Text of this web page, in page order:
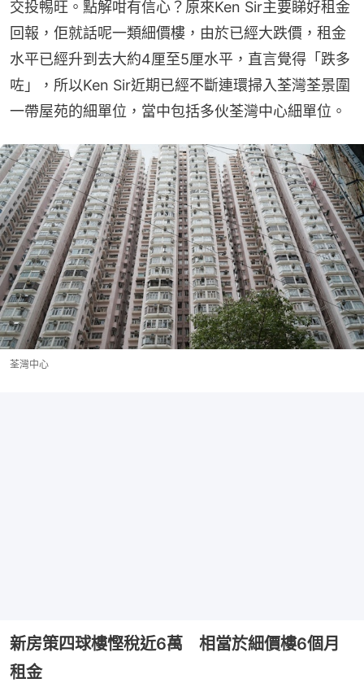
交投𣈱旺。點解咁有信心？原來Ken Sir主要睇好租金
回報，佢就話呢一類細價樓，由於已經大跌價，租金
水平已經升到去大約4厘至5厘水平，直言覺得「跌多
咗」，所以Ken Sir近期已經不斷連環掃入荃灣荃景圍
一帶屋苑的細單位，當中包括多伙荃灣中心細單位。
荃灣中心
新房策四球樓慳稅近6萬 相當於細價樓6個月
租金